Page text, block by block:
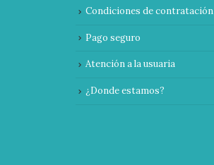
Condiciones de contratación
Pago seguro
Atención a la usuaria
¿Donde estamos?